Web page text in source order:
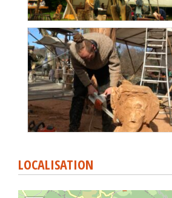
LOCALISATION